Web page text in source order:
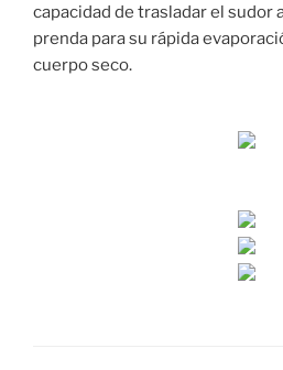
capacidad de trasladar el sudor
prenda para su rápida
cuerpo seco.